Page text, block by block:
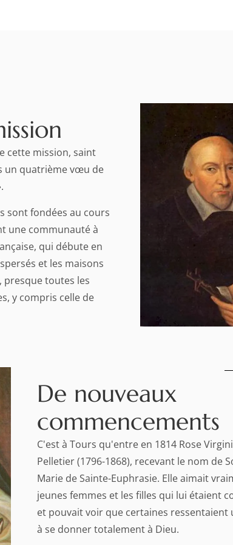
cette mission, saint
un quatrième vœu de
sont fondées au cours
une communauté à
qui débute en
et les maisons
presque toutes les
y compris celle de
De nouveaux
commencements
C'est à Tours qu'entre en 1814 Rose
Pelletier (1796-1868), recevant le nom de
Marie de Sainte-Euphrasie. Elle aimait
jeunes femmes et les filles qui lui étaient
et pouvait voir que certaines ressentaient
à se donner totalement à Dieu.